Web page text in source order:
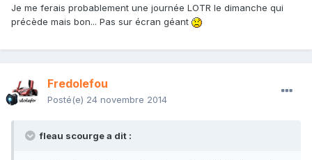
Je me ferais probablement une journée LOTR le dimanche qui
précède mais bon... Pas sur écran géant
Fredolefou
Posté(e) 24 novembre 2014
fleau scourge a dit :